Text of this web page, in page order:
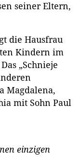
seiner Eltern,
die Hausfrau
Kindern im
„Schnieje
Magdalena,
mit Sohn Paul
einzigen